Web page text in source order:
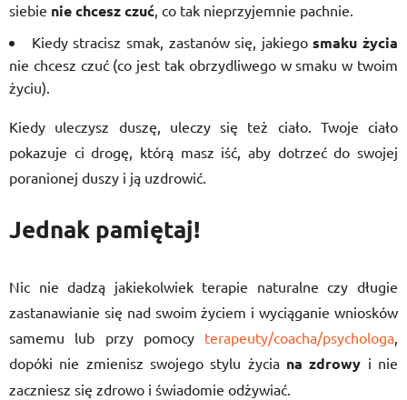
siebie nie chcesz czuć, co tak nieprzyjemnie pachnie.
Kiedy stracisz smak, zastanów się, jakiegosmaku życia
nie chcesz czuć (co jest tak obrzydliwego w smaku w twoim
życiu).
Kiedy uleczysz duszę, uleczy się też ciało. Twoje ciało
pokazuje ci drogę, którą masz iść, aby dotrzeć do swojej
poranionej duszy i ją uzdrowić.
Jednak pamiętaj!
Nic nie dadzą jakiekolwiek terapie naturalne czy długie
zastanawianie się nad swoim życiem i wyciąganie wniosków
samemu lub przy pomocy terapeuty/coacha/psychologa,
dopóki nie zmienisz swojego stylu życia na zdrowy i nie
zaczniesz się zdrowo i świadomie odżywiać.